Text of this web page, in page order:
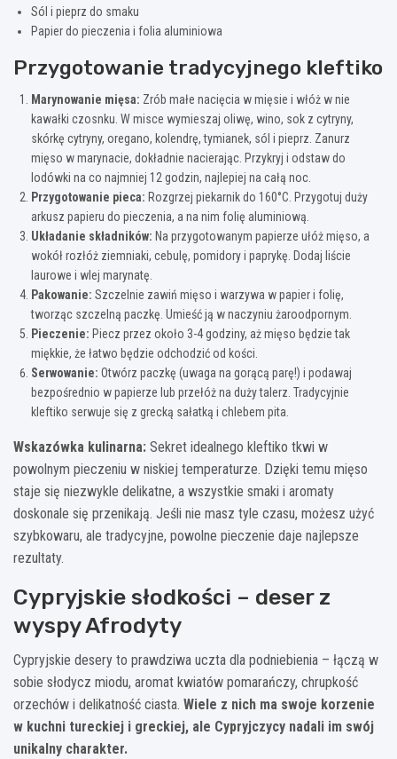
Sól i pieprz do smaku
Papier do pieczenia i folia aluminiowa
Przygotowanie tradycyjnego kleftiko
Marynowanie mięsa: Zrób małe nacięcia w mięsie i włóż w nie
kawałki czosnku. W misce wymieszaj oliwę, wino, sok z cytryny,
skórkę cytryny, oregano, kolendrę, tymianek, sól i pieprz. Zanurz
mięso w marynacie, dokładnie nacierając. Przykryj i odstaw do
lodówki na co najmniej 12 godzin, najlepiej na całą noc.
Przygotowanie pieca: Rozgrzej piekarnik do 160°C. Przygotuj duży
arkusz papieru do pieczenia, a na nim folię aluminiową.
Układanie składników: Na przygotowanym papierze ułóż mięso, a
wokół rozłóż ziemniaki, cebulę, pomidory i paprykę. Dodaj liście
laurowe i wlej marynatę.
Pakowanie: Szczelnie zawiń mięso i warzywa w papier i folię,
tworząc szczelną paczkę. Umieść ją w naczyniu żaroodpornym.
Pieczenie: Piecz przez około 3-4 godziny, aż mięso będzie tak
miękkie, że łatwo będzie odchodzić od kości.
Serwowanie: Otwórz paczkę (uwaga na gorącą parę!) i podawaj
bezpośrednio w papierze lub przełóż na duży talerz. Tradycyjnie
kleftiko serwuje się z grecką sałatką i chlebem pita.
Wskazówka kulinarna: Sekret idealnego kleftiko tkwi w
powolnym pieczeniu w niskiej temperaturze. Dzięki temu mięso
staje się niezwykle delikatne, a wszystkie smaki i aromaty
doskonale się przenikają. Jeśli nie masz tyle czasu, możesz użyć
szybkowaru, ale tradycyjne, powolne pieczenie daje najlepsze
rezultaty.
Cypryjskie słodkości – deser z
wyspy Afrodyty
Cypryjskie desery to prawdziwa uczta dla podniebienia – łączą w
sobie słodycz miodu, aromat kwiatów pomarańczy, chrupkość
orzechów i delikatność ciasta. Wiele z nich ma swoje korzenie
w kuchni tureckiej i greckiej, ale Cypryjczycy nadali im swój
unikalny charakter.